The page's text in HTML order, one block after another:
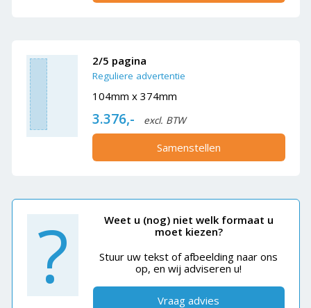
2/5 pagina
Reguliere advertentie
104mm x 374mm
3.376,- excl. BTW
Samenstellen
?
Weet u (nog) niet welk formaat u
moet kiezen?
Stuur uw tekst of afbeelding naar ons
op, en wij adviseren u!
Vraag advies